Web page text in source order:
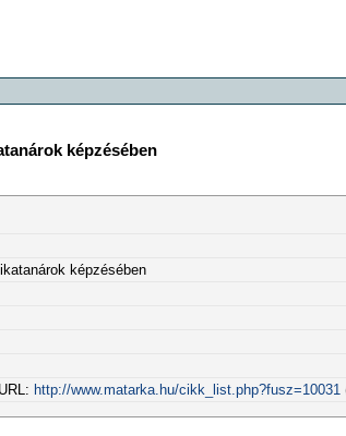
képzésében
képzésében
http://www.matarka.hu/cikk_list.php?fusz=10031